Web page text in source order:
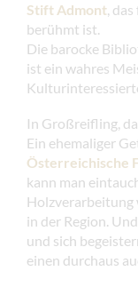
Stift Admont,
berühmt ist.
Die barocke
ist ein wahres
In Großreifling,
Ein ehemaliger
Österreichische
kann man
Holzverarbeitung
in der Region.
und sich
einen durchaus